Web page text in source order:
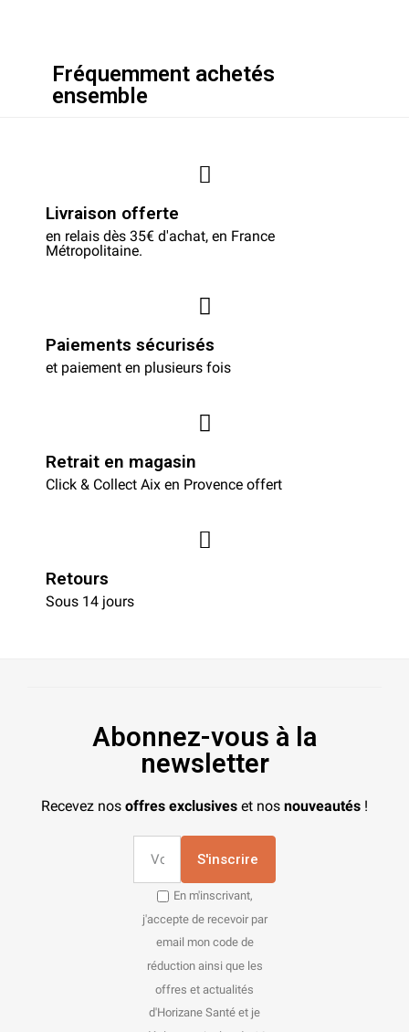
Fréquemment achetés
ensemble
Livraison offerte
en relais dès 35€ d'achat, en France
Métropolitaine.
Paiements sécurisés
et paiement en plusieurs fois
Retrait en magasin
Click & Collect Aix en Provence offert
Retours
Sous 14 jours
Abonnez-vous à la
newsletter
Recevez nos offres exclusives et nos nouveautés !
S'inscrire
En m'inscrivant,
j'accepte de recevoir par
email mon code de
réduction ainsi que les
offres et actualités
d'Horizane Santé et je